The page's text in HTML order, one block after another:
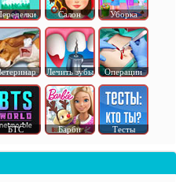
Салон Уборка
Лечить зубы Операции
БТС Барби Тесты